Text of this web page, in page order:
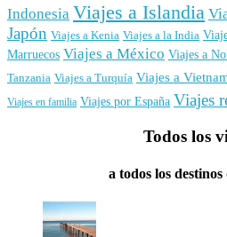
Indonesia Viajes a Islandia
Japón Viajes a Kenia Viajes a la India
Marruecos Viajes a México Viajes a
Tanzania Viajes a Turquía Viajes a
Viajes en familia Viajes por España Viajes
Todos los
a todos los